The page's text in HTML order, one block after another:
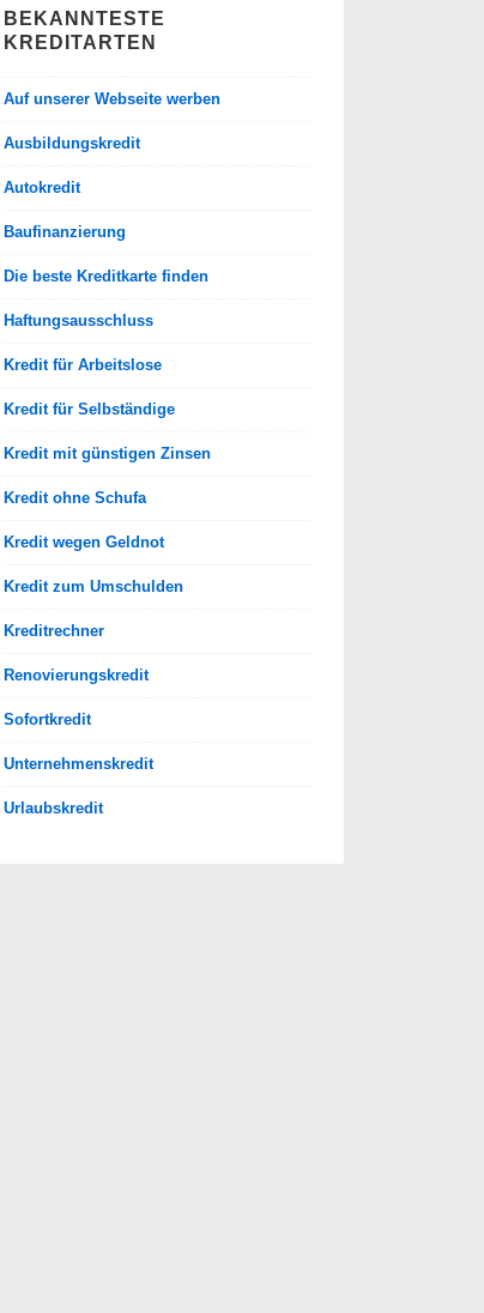
BEKANNTESTE
KREDITARTEN
Auf unserer Webseite werben
Ausbildungskredit
Autokredit
Baufinanzierung
Die beste Kreditkarte finden
Haftungsausschluss
Kredit für Arbeitslose
Kredit für Selbständige
Kredit mit günstigen Zinsen
Kredit ohne Schufa
Kredit wegen Geldnot
Kredit zum Umschulden
Kreditrechner
Renovierungskredit
Sofortkredit
Unternehmenskredit
Urlaubskredit